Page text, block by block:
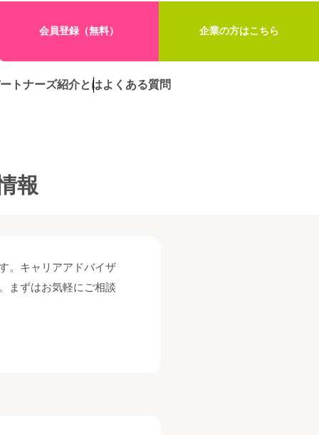
会員登録（無料） 企業の方はこちら
トナーズ紹介とはよくある質問
報
。キャリアアドバイザ
まずはお気軽にご相談